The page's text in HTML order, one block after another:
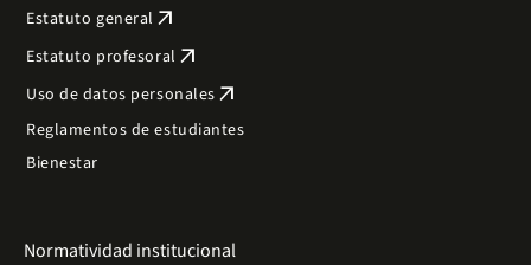
Estatuto general arrow_outward
Estatuto profesoral arrow_outward
Uso de datos personales arrow_outward
Reglamentos de estudiantes
Bienestar
Normatividad institucional